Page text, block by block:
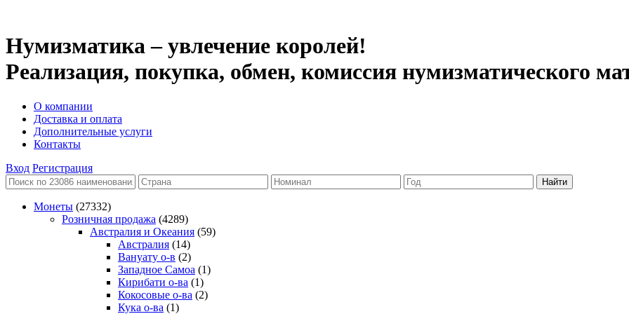
Нумизматика – увлечение королей!
Реализация, покупка, обмен, комиссия нумизматического
О компании
Доставка и оплата
Дополнительные услуги
Контакты
Вход Регистрация
Монеты (27332)
Розничная продажа (4289)
Австралия и Океания (59)
Австралия (14)
Вануату о-в (2)
Западное Самоа (1)
Кирибати о-ва (1)
Кокосовые о-ва (2)
Кука о-ва (1)